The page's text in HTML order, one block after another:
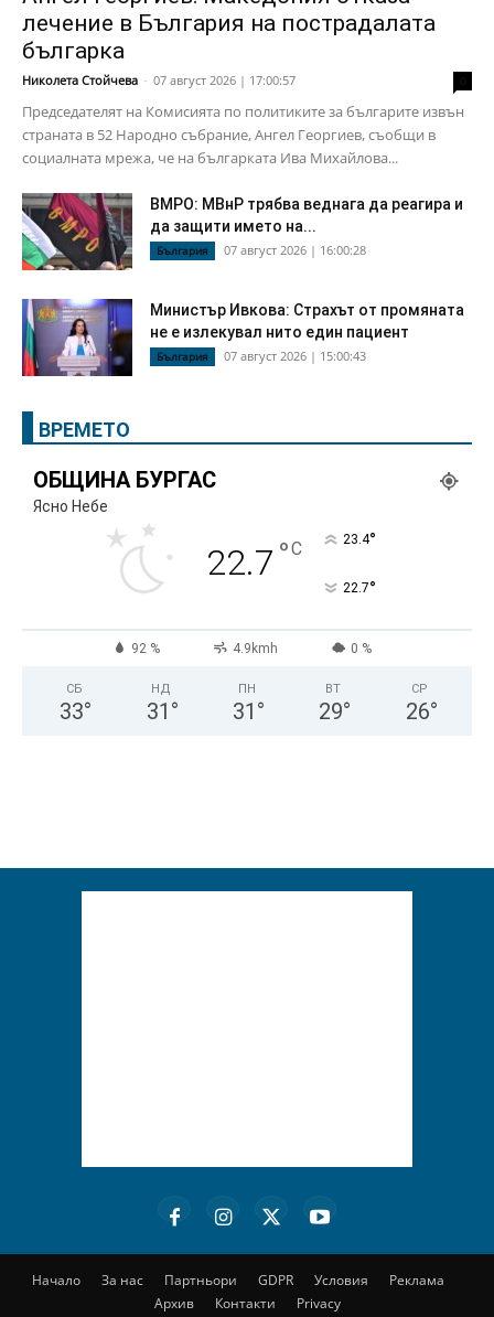
лечение в България на пострадалата
българка
Николета Стойчева - 07 август 2026 | 17:00:57
Председателят на Комисията по политиките за българите извън
страната в 52 Народно събрание, Ангел Георгиев, съобщи в
социалната мрежа, че на българката Ива Михайлова...
ВМРО: МВнР трябва веднага да реагира и
да защити името на...
България 07 август 2026 | 16:00:28
Министър Ивкова: Страхът от промяната
не е излекувал нито един пациент
България 07 август 2026 | 15:00:43
ВРЕМЕТО
ОБЩИНА БУРГАС
Ясно Небе
22.7 °C 23.4°
22.7°
92 % 4.9kmh 0 %
СБ
33°
НД
31 °
ПН
31 °
ВТ
29°
СР
26°
Начало За нас Партньори GDPR Условия
Реклама
Архив
Контакти Privacy